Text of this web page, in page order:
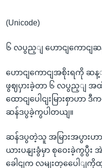
(Unicode)
၆ လပွည့ျ ဟောငျကောငျဆ
ဟောငျကောငျအစိုးရကို
ဖွဈပှားခဲ့တာ ၆ လပွည့ျ အ
ထောငျပေါငျးမြားစှာဟာ
ဆန်ဒပွခဲ့ကွပါတယျ။
ဆန်ဒပွတဲ့သူ အမြားအပွားဟ
ယားပနျးခွံမှာ စုဝေးခဲ့ကွပွီ
ခေါငျက လမျးတှပေေါျ